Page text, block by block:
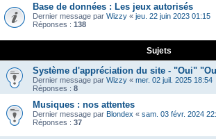
Base de données : Les jeux autorisés
Dernier message par Wizzy « jeu. 22 juin 2023 01:15
Réponses : 138
Sujets
Système d'appréciation du site - "Oui"
Dernier message par Wizzy « mer. 02 juil. 2025 18:54
Réponses : 8
Musiques : nos attentes
Dernier message par Blondex « sam. 03 févr. 2024
Réponses : 37